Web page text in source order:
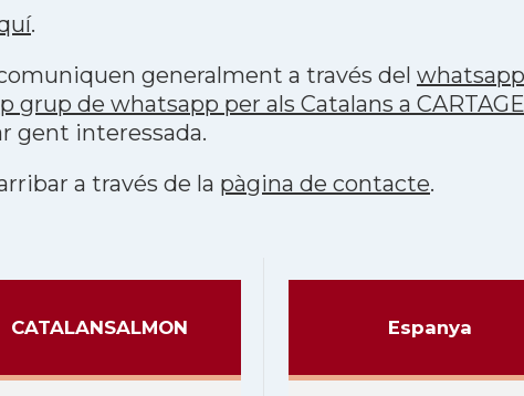
.
generalment a través del whatsapp
grup de whatsapp per als Catalans a
gent interessada.
a través de la pàgina de contacte.
CATALANSALMON Espanya